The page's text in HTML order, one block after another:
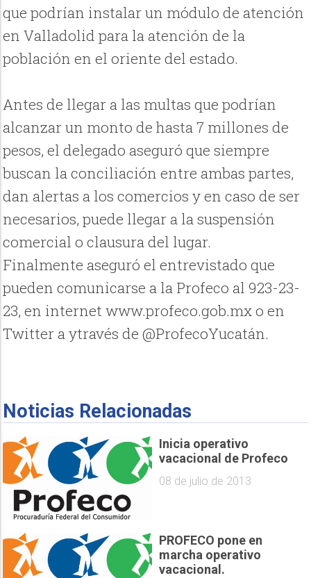
que podrían instalar un módulo de atención
en Valladolid para la atención de la
población en el oriente del estado.
Antes de llegar a las multas que podrían
alcanzar un monto de hasta 7 millones de
pesos, el delegado aseguró que siempre
buscan la conciliación entre ambas partes,
dan alertas a los comercios y en caso de ser
necesarios, puede llegar a la suspensión
comercial o clausura del lugar.
Finalmente aseguró el entrevistado que
pueden comunicarse a la Profeco al 923-23-
23, en internet www.profeco.gob.mx o en
Twitter a ytravés de @ProfecoYucatán.
Noticias Relacionadas
Inicia operativo
08 de julio de 2013
PROFECO pone en
marcha operativo
vacacional.